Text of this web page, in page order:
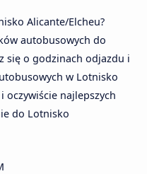
Alicante/Elcheu?
autobusowych do
się o godzinach odjazdu i
w Lotnisko
oczywiście najlepszych
do Lotnisko